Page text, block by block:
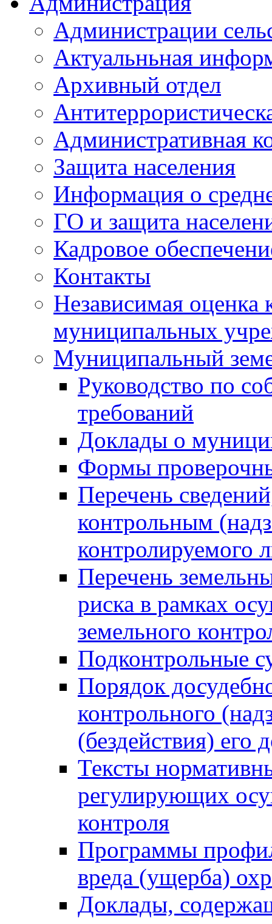
Администрации
Актуальньная
Архивный отдел
Административная
Защита населения
Информация о
ГО и защита
Кадровое
Контакты
Независимая оценка
муниципальных
Муниципальный
Руководство по
требований
Доклады о
Формы
Перечень
контрольным
контролируемого
Перечень
риска в рамках
земельного
Подконтрольные
Порядок
контрольного
(бездействия)
Тексты
регулирующих
контроля
Программы
вреда (ущерба)
Доклады,